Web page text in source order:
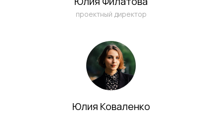
проектный директор
Юлия Коваленко